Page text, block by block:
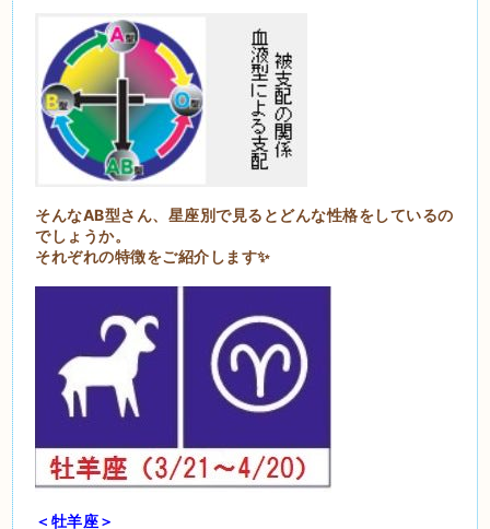
そんなAB型さん、星座別で見るとどんな性格をしているの
でしょうか。
それぞれの特徴をご紹介します✨
＜牡羊座＞